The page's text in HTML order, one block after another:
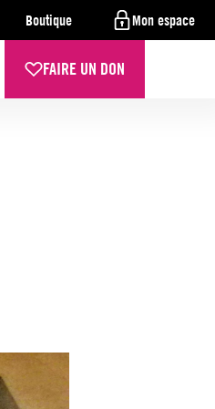
Boutique Mon espace
FAIRE UN DON